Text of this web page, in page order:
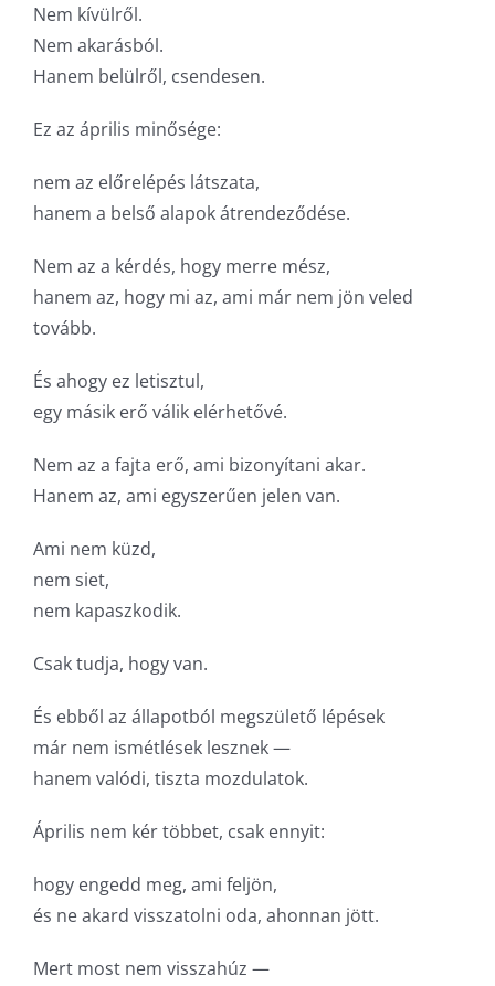
Nem kívülről.
Nem akarásból.
Hanem belülről, csendesen.
Ez az április minősége:
nem az előrelépés látszata,
hanem a belső alapok átrendeződése.
Nem az a kérdés, hogy merre mész,
hanem az, hogy mi az, ami már nem jön veled
tovább.
És ahogy ez letisztul,
egy másik erő válik elérhetővé.
Nem az a fajta erő, ami bizonyítani akar.
Hanem az, ami egyszerűen jelen van.
Ami nem küzd,
nem siet,
nem kapaszkodik.
Csak tudja, hogy van.
És ebből az állapotból megszülető lépések
már nem ismétlések lesznek —
hanem valódi, tiszta mozdulatok.
Április nem kér többet, csak ennyit:
hogy engedd meg, ami feljön,
és ne akard visszatolni oda, ahonnan jött.
Mert most nem visszahúz —